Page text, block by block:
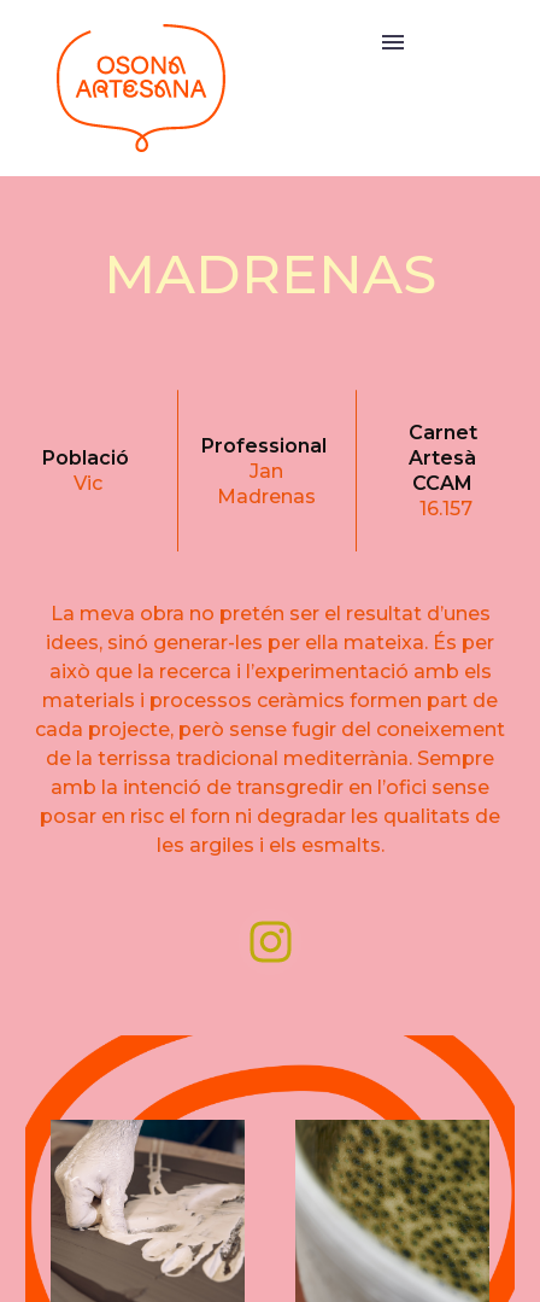
MADRENAS
Població
Vic
Professional
Jan
Madrenas
Carnet
Artesà
CCAM
16.157
La meva obra no pretén ser el resultat d’unes
idees, sinó generar-les per ella mateixa. És per
això que la recerca i l’experimentació amb els
materials i processos ceràmics formen part de
cada projecte, però sense fugir del coneixement
de la terrissa tradicional mediterrània. Sempre
amb la intenció de transgredir en l’ofici sense
posar en risc el forn ni degradar les qualitats de
les argiles i els esmalts.